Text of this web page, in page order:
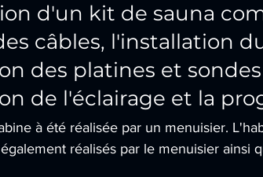
d'un kit de sauna
câbles, l'installation
des platines et
de l'éclairage et la
à été réalisée par un menuisier.
réalisés par le menuisier ainsi